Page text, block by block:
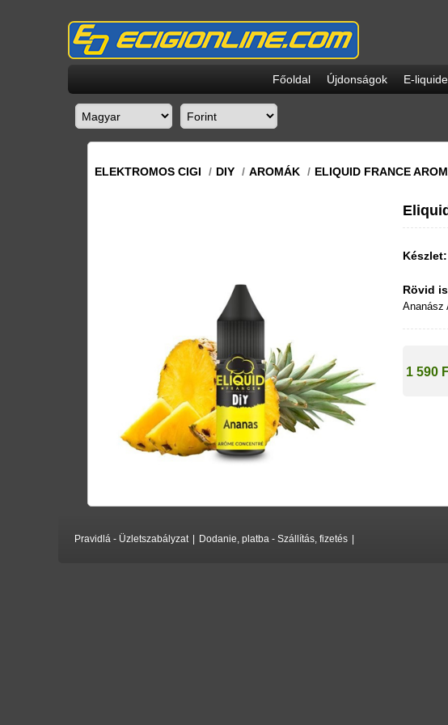
Főoldal Újdonságok E-
ELEKTROMOS CIGI / DIY / AROMÁK / ELIQUID FRANCE
Készlet:
Rövid
Ananász
1 590
Pravidlá - Üzletszabályzat | Dodanie, platba - Szállítás, fizetés |